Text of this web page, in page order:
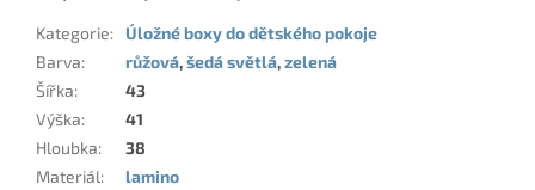
Kategorie:
Úložné boxy do dětského pokoje
Barva: růžová,šedá světlá,zelená
Šířka:
43
Výška:
41
Hloubka:
38
Materiál:
lamino